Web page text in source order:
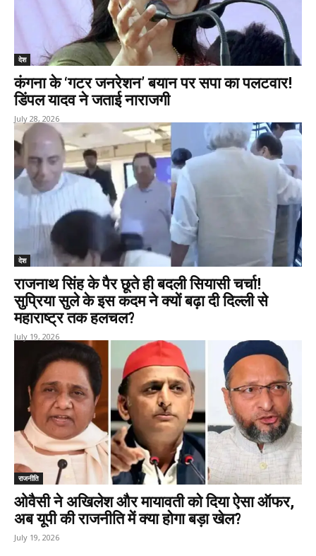
देश
कंगना के ‘गटर जनरेशन’ बयान पर सपा का पलटवार!
डिंपल यादव ने जताई नाराजगी
July 28, 2026
देश
राजनाथ सिंह के पैर छूते ही बदली सियासी चर्चा!
सुप्रिया सुले के इस कदम ने क्यों बढ़ा दी दिल्ली से
महाराष्ट्र तक हलचल?
July 19, 2026
राजनीति
ओवैसी ने अखिलेश और मायावती को दिया ऐसा ऑफर,
अब यूपी की राजनीति में क्या होगा बड़ा खेल?
July 19, 2026